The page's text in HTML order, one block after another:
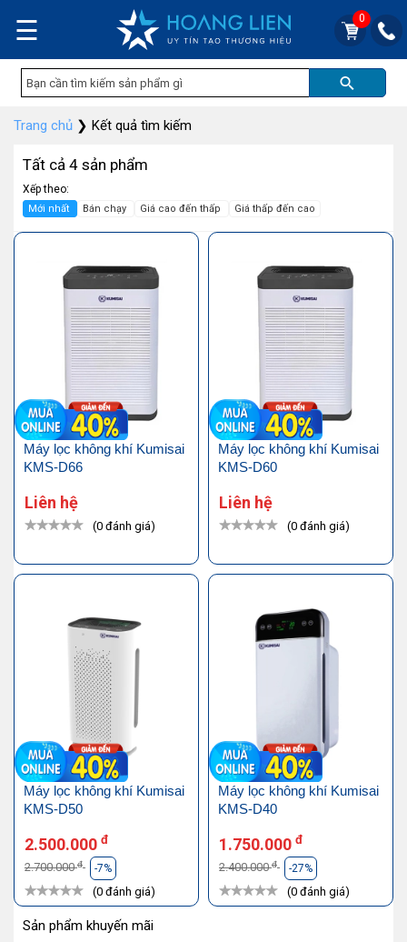
☰ 0
Trang chủ ❯ Kết quả tìm kiếm
Tất cả 4 sản phẩm
Xếp theo:
Mới nhất Bán chạy Giá cao đến thấp Giá thấp đến cao
Máy lọc không khí Kumisai
KMS-D66
Liên hệ
(0 đánh giá)
Máy lọc không khí Kumisai
KMS-D60
Liên hệ
(0 đánh giá)
Máy lọc không khí Kumisai
KMS-D50
2.500.000 đ
2.700.000đ -7%
(0 đánh giá)
Máy lọc không khí Kumisai
KMS-D40
1.750.000 đ
2.400.000đ -27%
(0 đánh giá)
Sản phẩm khuyến mãi